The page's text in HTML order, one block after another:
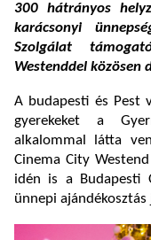
300 hátrányos
karácsonyi
Szolgálat
Westenddel közösen
A budapesti és Pest
gyerekeket a
alkalommal látta
Cinema City
idén is a Budapesti
ünnepi